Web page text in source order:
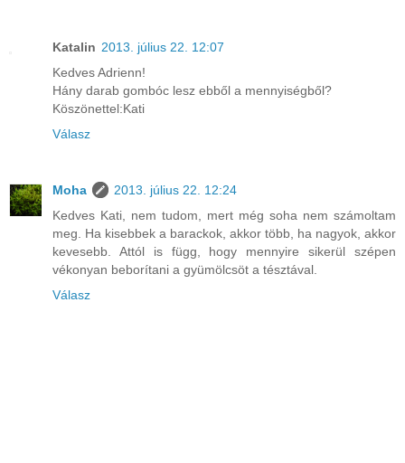
Katalin 2013. július 22. 12:07
Kedves Adrienn!
Hány darab gombóc lesz ebből a mennyiségből?
Köszönettel:Kati
Válasz
Moha
2013. július 22. 12:24
Kedves Kati, nem tudom, mert még soha nem számoltam
meg. Ha kisebbek a barackok, akkor több, ha nagyok, akkor
kevesebb. Attól is függ, hogy mennyire sikerül szépen
vékonyan beborítani a gyümölcsöt a tésztával.
Válasz